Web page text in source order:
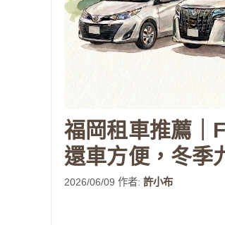
福岡租車推薦｜
還車方便，冬季
2026/06/09 作者: 許小布